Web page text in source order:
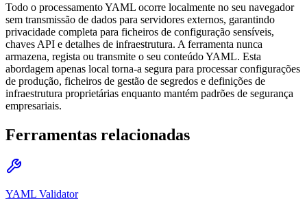
Todo o processamento YAML ocorre localmente no seu navegador
sem transmissão de dados para servidores externos, garantindo
privacidade completa para ficheiros de configuração sensíveis,
chaves API e detalhes de infraestrutura. A ferramenta nunca
armazena, regista ou transmite o seu conteúdo YAML. Esta
abordagem apenas local torna-a segura para processar configurações
de produção, ficheiros de gestão de segredos e definições de
infraestrutura proprietárias enquanto mantém padrões de segurança
empresariais.
Ferramentas relacionadas
YAML Validator